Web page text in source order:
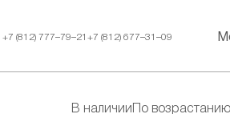
+7 (812) 777–79–21+7 (812) 677–31–09
В наличии По